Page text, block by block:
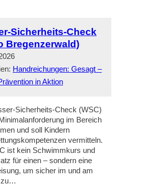
Sicherheits-Check
Bregenzerwald)
Handreichungen: Gesagt –
in Aktion
Sicherheits-Check (WSC)
im Bereich
und soll Kindern
vermitteln.
ist kein Schwimmkurs und
für einen – sondern eine
um sicher im und am
zu…